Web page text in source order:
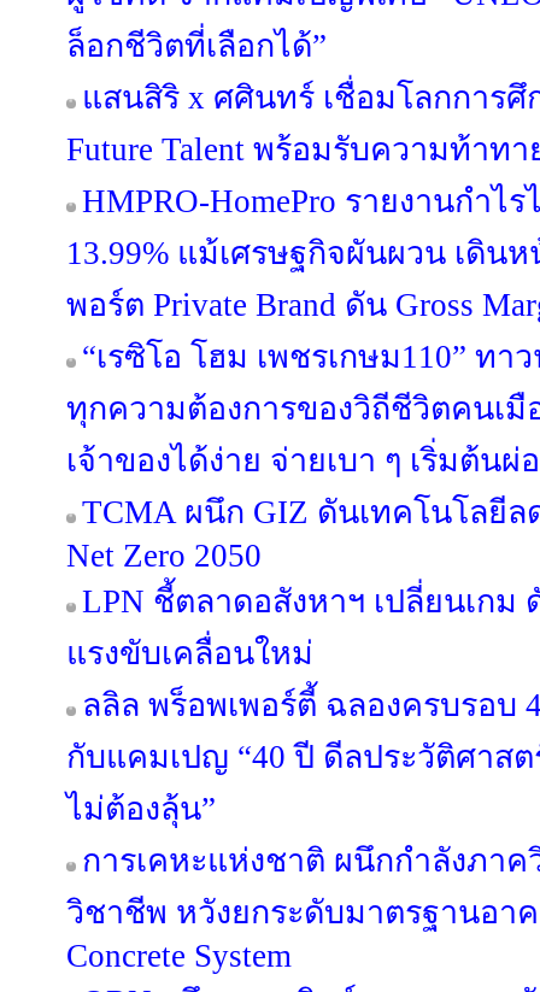
ล็อกชีวิตที่เลือกได้”
แสนสิริ x ศศินทร์ เชื่อมโลกการศึ
Future Talent พร้อมรับความท้าท
HMPRO-HomePro รายงานกำไ
13.99% แม้เศรษฐกิจผันผวน เดิน
พอร์ต Private Brand ดัน Gross
“เรซิโอ โฮม เพชรเกษม110” ท
ทุกความต้องการของวิถีชีวิตคนเมื
เจ้าของได้ง่าย จ่ายเบา ๆ เริ่มต้น
TCMA ผนึก GIZ ดันเทคโนโลยีล
Net Zero 2050
LPN ชี้ตลาดอสังหาฯ เปลี่ยนเก
แรงขับเคลื่อนใหม่
ลลิล พร็อพเพอร์ตี้ ฉลองครบรอบ
กับแคมเปญ “40 ปี ดีลประวัติศาส
ไม่ต้องลุ้น”
การเคหะแห่งชาติ ผนึกกำลังภาค
วิชาชีพ หวังยกระดับมาตรฐานอาค
Concrete System